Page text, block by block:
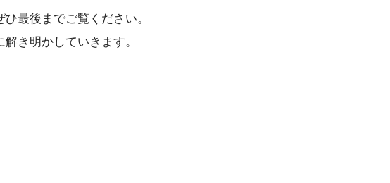
最後までご覧ください。
き明かしていきます。